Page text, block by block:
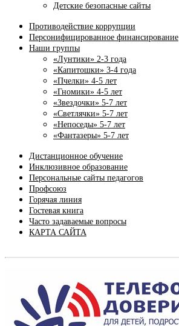
Детские безопасные сайты
Противодействие коррупции
Персонифицированное финансирование
Наши группы
«Лунтики» 2-3 года
«Капитошки» 3-4 года
«Пчелки» 4-5 лет
«Гномики» 4-5 лет
«Звездочки» 5-7 лет
«Светлячки» 5-7 лет
«Непоседы» 5-7 лет
«Фантазеры» 5-7 лет
Дистанционное обучение
Инклюзивное образование
Персональные сайты педагогов
Профсоюз
Горячая линия
Гостевая книга
Часто задаваемые вопросы
КАРТА САЙТА